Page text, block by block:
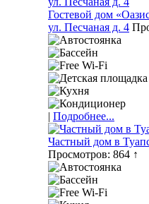
Гостевой дом
ул. Песчаная д. 4
| Подробнее...
Частный дом в
Просмотров: 864 ↑